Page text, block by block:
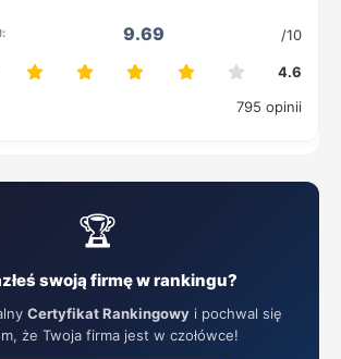
9.69 /10
4.6
795 opinii
🏆
swoją firmę w rankingu?
Certyfikat Rankingowy i pochwal się
że Twoja firma jest w czołówce!